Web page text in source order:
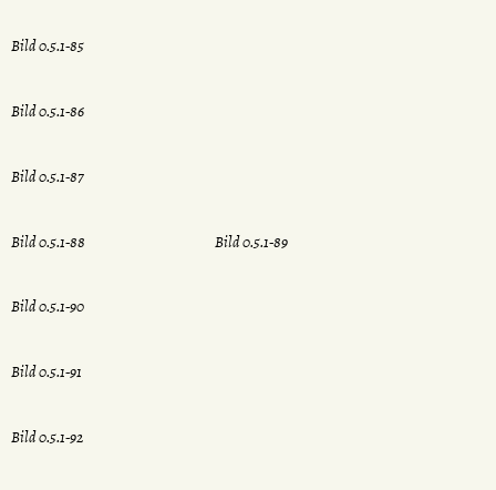
Bild 0.5.1-85
Bild 0.5.1-86
Bild 0.5.1-87
Bild 0.5.1-88 Bild 0.5.1-89
Bild 0.5.1-90
Bild 0.5.1-91
Bild 0.5.1-92